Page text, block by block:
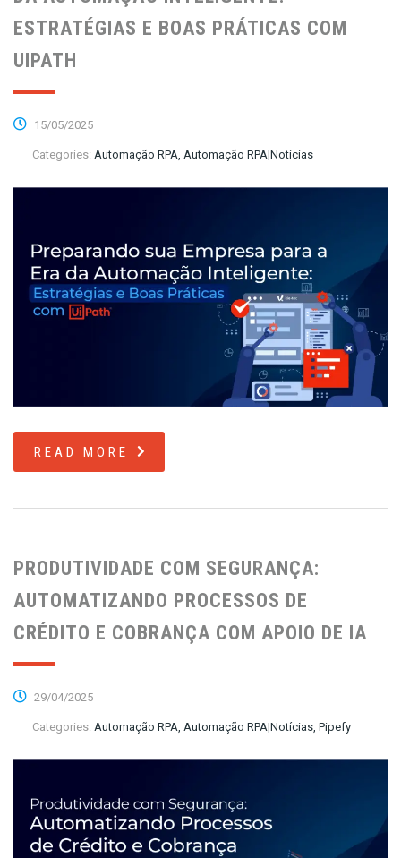
ESTRATÉGIAS E BOAS PRÁTICAS COM
UIPATH
15/05/2025
Categories: Automação RPA, Automação RPA|Notícias
READ MORE
PRODUTIVIDADE COM SEGURANÇA:
AUTOMATIZANDO PROCESSOS DE
CRÉDITO E COBRANÇA COM APOIO DE IA
29/04/2025
Categories: Automação RPA, Automação RPA|Notícias, Pipefy